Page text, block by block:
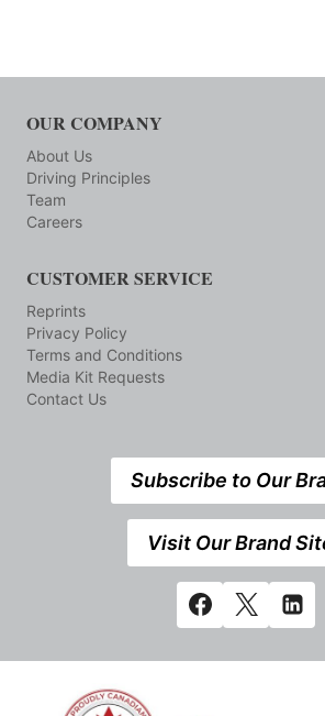
OUR COMPANY
About Us
Driving Principles
Team
Careers
CUSTOMER SERVICE
Reprints
Privacy Policy
Terms and Conditions
Media Kit Requests
Contact Us
Subscribe to Our
Visit Our Brand